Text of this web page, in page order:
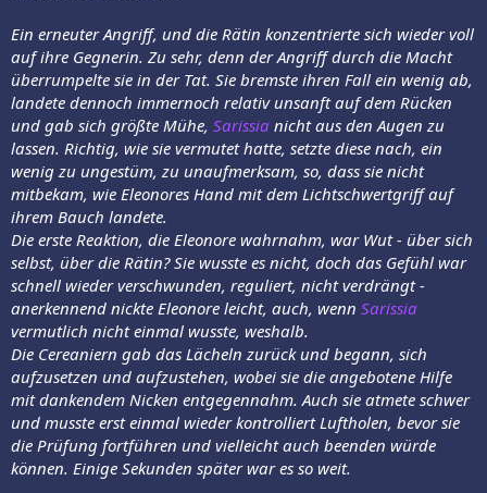
Ein erneuter Angriff, und die Rätin konzentrierte sich wieder voll
auf ihre Gegnerin. Zu sehr, denn der Angriff durch die Macht
überrumpelte sie in der Tat. Sie bremste ihren Fall ein wenig ab,
landete dennoch immernoch relativ unsanft auf dem Rücken
und gab sich größte Mühe, Sarissia nicht aus den Augen zu
lassen. Richtig, wie sie vermutet hatte, setzte diese nach, ein
wenig zu ungestüm, zu unaufmerksam, so, dass sie nicht
mitbekam, wie Eleonores Hand mit dem Lichtschwertgriff auf
ihrem Bauch landete.
Die erste Reaktion, die Eleonore wahrnahm, war Wut - über sich
selbst, über die Rätin? Sie wusste es nicht, doch das Gefühl war
schnell wieder verschwunden, reguliert, nicht verdrängt -
anerkennend nickte Eleonore leicht, auch, wenn Sarissia
vermutlich nicht einmal wusste, weshalb.
Die Cereaniern gab das Lächeln zurück und begann, sich
aufzusetzen und aufzustehen, wobei sie die angebotene Hilfe
mit dankendem Nicken entgegennahm. Auch sie atmete schwer
und musste erst einmal wieder kontrolliert Luftholen, bevor sie
die Prüfung fortführen und vielleicht auch beenden würde
können. Einige Sekunden später war es so weit.